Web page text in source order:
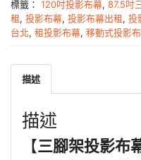
標籤： 120吋投影布幕, 87.5吋
租, 投影布幕, 投影布幕出租, 投
台北, 租投影布幕, 移動式投影
描述
描述
【三腳架投影布